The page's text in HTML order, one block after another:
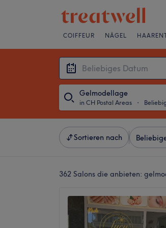
COIFFEUR NÄGEL
Gelmodellage
in CH Postal Areas ・
Sortieren nach
362 Salons die anbieten: